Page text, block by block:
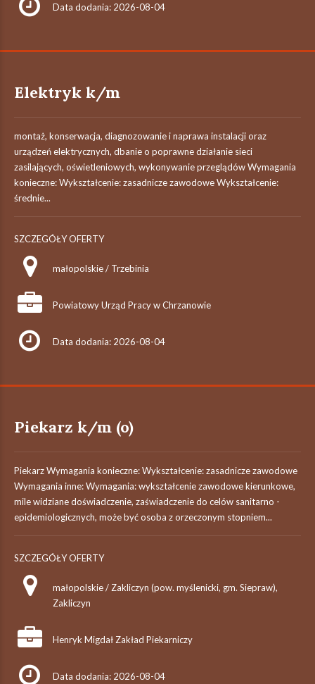
Data dodania: 2026-08-04
Elektryk k/m
montaż, konserwacja, diagnozowanie i naprawa instalacji oraz
urządzeń elektrycznych, dbanie o poprawne działanie sieci
zasilających, oświetleniowych, wykonywanie przeglądów Wymagania
konieczne: Wykształcenie: zasadnicze zawodowe Wykształcenie:
średnie...
SZCZEGÓŁY OFERTY
małopolskie / Trzebinia
Powiatowy Urząd Pracy w Chrzanowie
Data dodania: 2026-08-04
Piekarz k/m (o)
Piekarz Wymagania konieczne: Wykształcenie: zasadnicze zawodowe
Wymagania inne: Wymagania: wykształcenie zawodowe kierunkowe,
mile widziane doświadczenie, zaświadczenie do celów sanitarno -
epidemiologicznych, może być osoba z orzeczonym stopniem...
SZCZEGÓŁY OFERTY
małopolskie / Zakliczyn (pow. myślenicki, gm. Siepraw),
Zakliczyn
Henryk Migdał Zakład Piekarniczy
Data dodania: 2026-08-04